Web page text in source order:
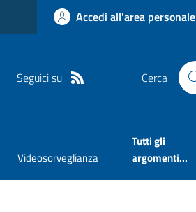
Accedi all'area personale
Seguici su Cerca
Videosorveglianza
Tutti gli
argomenti...